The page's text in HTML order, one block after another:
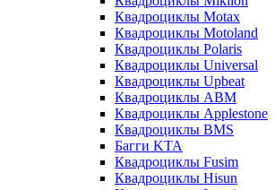
Квадроциклы Motax
Квадроциклы Motoland
Квадроциклы Polaris
Квадроциклы Universal
Квадроциклы Upbeat
Квадроциклы ABM
Квадроциклы Applestone
Квадроциклы BMS
Багги KTA
Квадроциклы Fusim
Квадроциклы Hisun